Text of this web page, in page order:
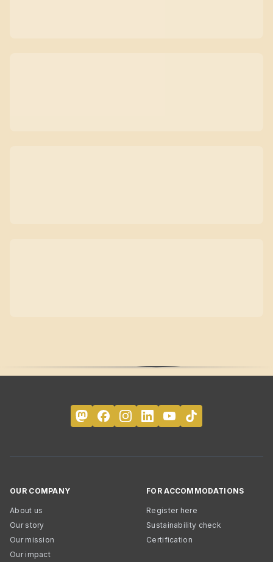
OUR COMPANY
About us
Our story
Our mission
Our impact
FOR ACCOMMODATIONS
Register here
Sustainability check
Certification